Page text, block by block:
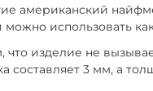
американский
использовать
изделие не
составляет 3 мм, а